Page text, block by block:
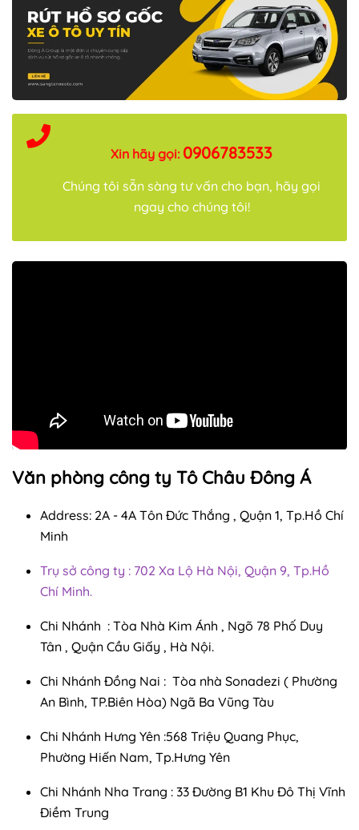
Xin hãy gọi: 0906783533
Chúng tôi sẵn sàng tư vấn cho bạn, hãy gọi
ngay cho chúng tôi!
Văn phòng công ty Tô Châu Đông Á
Address: 2A - 4A Tôn Đức Thắng , Quận 1, Tp.Hồ Chí
Minh
Trụ sở công ty : 702 Xa Lộ Hà Nội, Quận 9, Tp.Hồ
Chí Minh.
Chi Nhánh : Tòa Nhà Kim Ánh , Ngõ 78 Phố Duy
Tân , Quận Cầu Giấy , Hà Nội.
Chi Nhánh Đồng Nai : Tòa nhà Sonadezi ( Phường
An Bình, TP.Biên Hòa) Ngã Ba Vũng Tàu
Chi Nhánh Hưng Yên :568 Triệu Quang Phục,
Phường Hiến Nam, Tp.Hưng Yên
Chi Nhánh Nha Trang : 33 Đường B1 Khu Đô Thị Vĩnh
Điềm Trung